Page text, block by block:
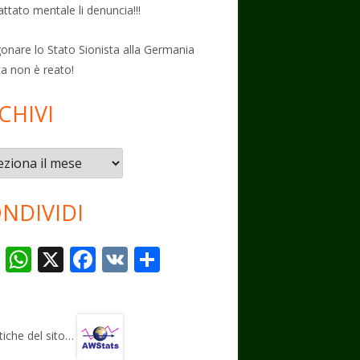
mentale li denuncia!!!
lo Stato Sionista alla Germania
non è reato!
T
gr
W
s
X F
b
V
del sito…